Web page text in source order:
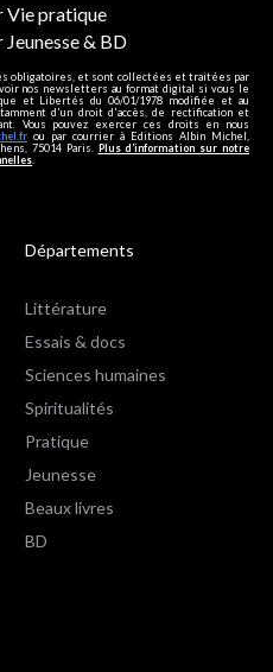
Vie pratique
Jeunesse & BD
obligatoires, et sont collectées et traitées par
nos newsletters au format digital si vous le
et Libertés du 06/01/1978 modifiée et au
d'un droit d'accès, de rectification et
Vous pouvez exercer ces droits en nous
ou par courrier à Editions Albin Michel,
75014 Paris. Plus d’information sur notre
Départements
Littérature
Essais & docs
Sciences humaines
Spiritualités
Pratique
Jeunesse
Beaux livres
BD